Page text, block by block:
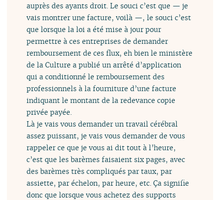
auprès des ayants droit. Le souci c’est que — je
vais montrer une facture, voilà —, le souci c’est
que lorsque la loi a été mise à jour pour
permettre à ces entreprises de demander
remboursement de ces flux, eh bien le ministère
de la Culture a publié un arrêté d’application
qui a conditionné le remboursement des
professionnels à la fourniture d’une facture
indiquant le montant de la redevance copie
privée payée.
Là je vais vous demander un travail cérébral
assez puissant, je vais vous demander de vous
rappeler ce que je vous ai dit tout à l’heure,
c’est que les barèmes faisaient six pages, avec
des barèmes très compliqués par taux, par
assiette, par échelon, par heure, etc. Ça signifie
donc que lorsque vous achetez des supports